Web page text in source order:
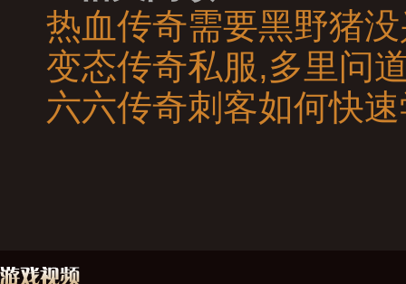
热血传奇需要黑野猪
变态传奇私服,多里问
六六传奇刺客如何快